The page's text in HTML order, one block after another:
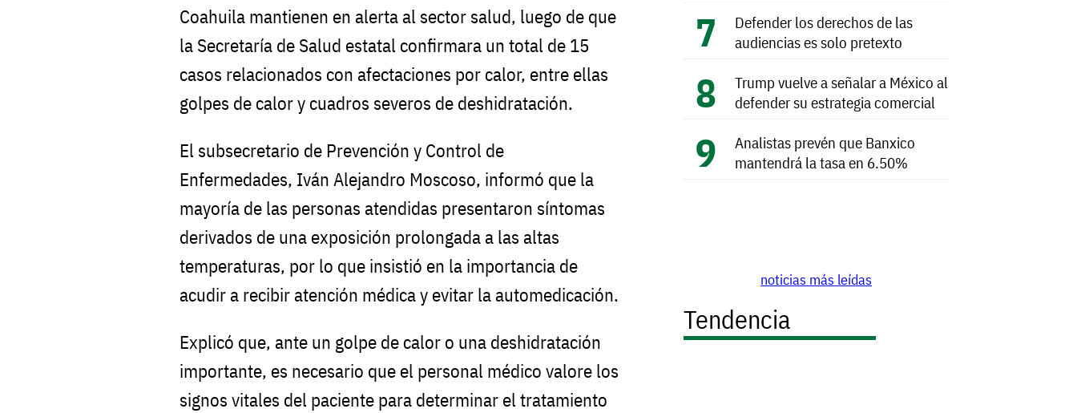
Coahuila mantienen en alerta al sector salud, luego de que
la Secretaría de Salud estatal confirmara un total de 15
casos relacionados con afectaciones por calor, entre ellas
golpes de calor y cuadros severos de deshidratación.
El subsecretario de Prevención y Control de
Enfermedades, Iván Alejandro Moscoso, informó que la
mayoría de las personas atendidas presentaron síntomas
derivados de una exposición prolongada a las altas
temperaturas, por lo que insistió en la importancia de
acudir a recibir atención médica y evitar la automedicación.
Explicó que, ante un golpe de calor o una deshidratación
importante, es necesario que el personal médico valore los
signos vitales del paciente para determinar el tratamiento
Defender los derechos de las
audiencias es solo pretexto
Trump vuelve a señalar a México al
defender su estrategia comercial
Analistas prevén que Banxico
mantendrá la tasa en 6.50%
noticias más leídas
Tendencia